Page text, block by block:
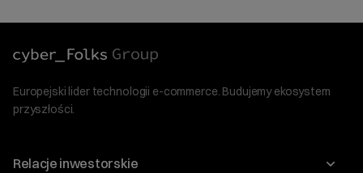
Europejski lider technologii e-commerce. Budujemy ekosystem
przyszłości.
Relacje inwestorskie